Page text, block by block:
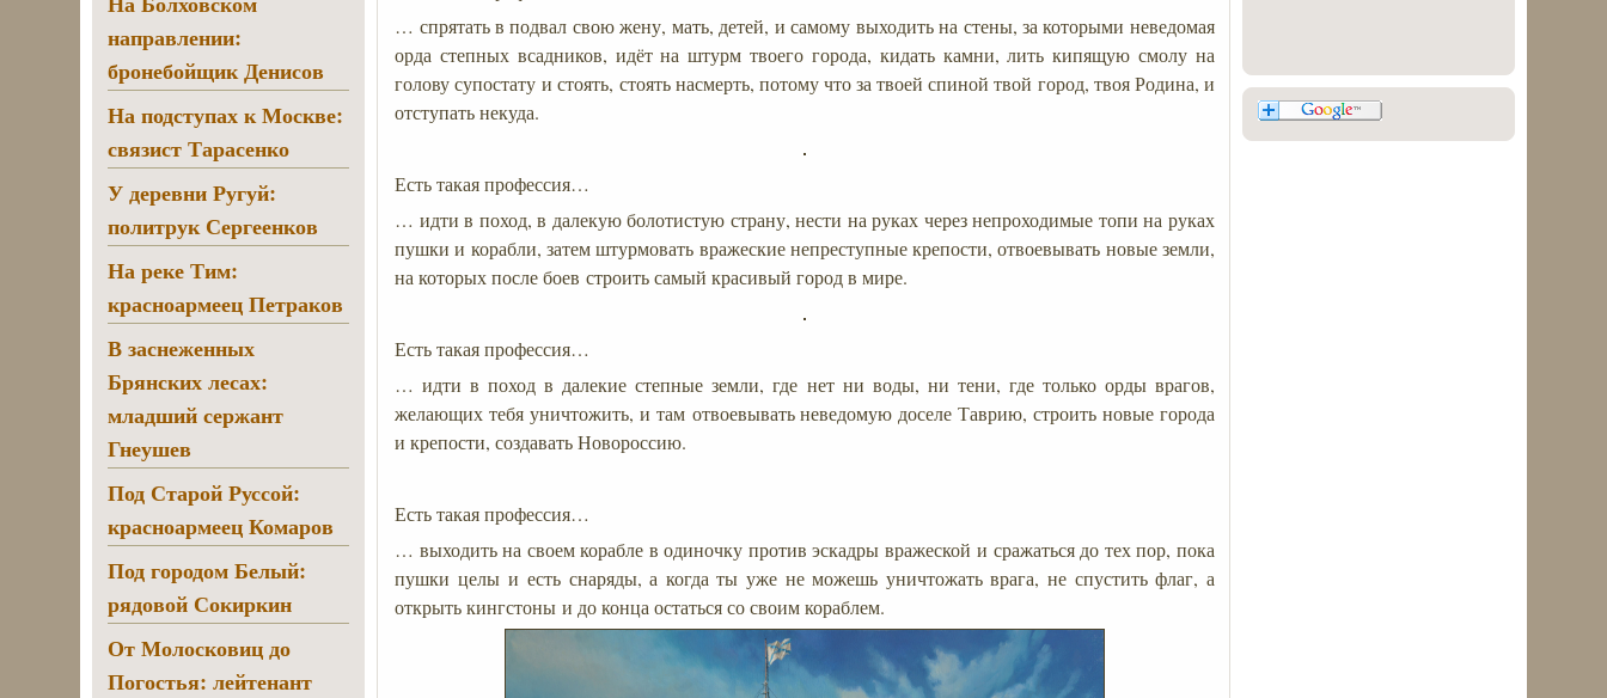
… спрятать в подвал свою жену, мать, детей, и самому выходить на стены, за которыми неведомая
орда степных всадников, идёт на штурм твоего города, кидать камни, лить кипящую смолу на
голову супостату и стоять, стоять насмерть, потому что за твоей спиной твой город, твоя Родина, и
отступать некуда.
Есть такая профессия…
… идти в поход, в далекую болотистую страну, нести на руках через непроходимые топи на руках
пушки и корабли, затем штурмовать вражеские непреступные крепости, отвоевывать новые земли,
на которых после боев строить самый красивый город в мире.
Есть такая профессия…
… идти в поход в далекие степные земли, где нет ни воды, ни тени, где только орды врагов,
желающих тебя уничтожить, и там отвоевывать неведомую доселе Таврию, строить новые города
и крепости, создавать Новороссию.
Есть такая профессия…
… выходить на своем корабле в одиночку против эскадры вражеской и сражаться до тех пор, пока
пушки целы и есть снаряды, а когда ты уже не можешь уничтожать врага, не спустить флаг, а
открыть кингстоны и до конца остаться со своим кораблем.
направлении:
бронебойщик Денисов
На подступах к Москве:
связист Тарасенко
У деревни Ругуй:
политрук Сергеенков
На реке Тим:
красноармеец Петраков
В заснеженных
Брянских лесах:
младший сержант
Гнеушев
Под Старой Руссой:
красноармеец Комаров
Под городом Белый:
рядовой Сокиркин
От Молосковиц до
Погостья: лейтенант